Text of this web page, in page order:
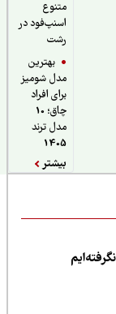
اسنپ‌فود در
بهترین
مدل شومیز
برای افراد
چاق؛ 10
مدل ترند